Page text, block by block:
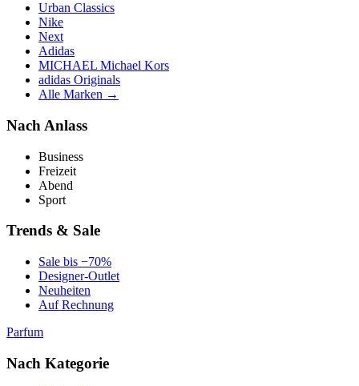
Urban Classics
Nike
Next
Adidas
MICHAEL Michael Kors
adidas Originals
Alle Marken →
Nach Anlass
Business
Freizeit
Abend
Sport
Trends & Sale
Sale bis −70%
Designer-Outlet
Neuheiten
Auf Rechnung
Parfum
Nach Kategorie